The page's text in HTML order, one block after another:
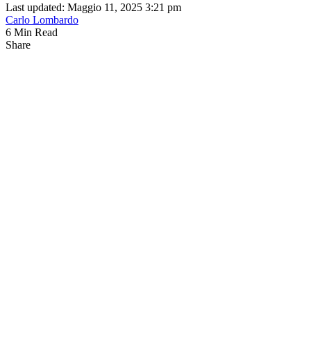
Last updated: Maggio 11, 2025 3:21 pm
Carlo Lombardo
6 Min Read
Share